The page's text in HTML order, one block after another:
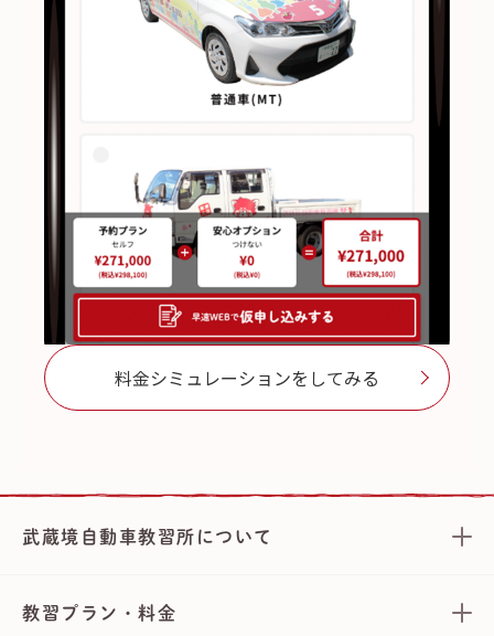
料金シミュレーションをしてみる
武蔵境自動車教習所について
教習プラン・料金